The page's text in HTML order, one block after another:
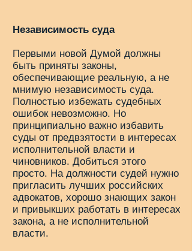
Независимость суда
Первыми новой Думой должны
быть приняты законы,
обеспечивающие реальную, а не
мнимую независимость суда.
Полностью избежать судебных
ошибок невозможно. Но
принципиально важно избавить
суды от предвзятости в интересах
исполнительной власти и
чиновников. Добиться этого
просто. На должности судей нужно
пригласить лучших российских
адвокатов, хорошо знающих закон
и привыкших работать в интересах
закона, а не исполнительной
власти.